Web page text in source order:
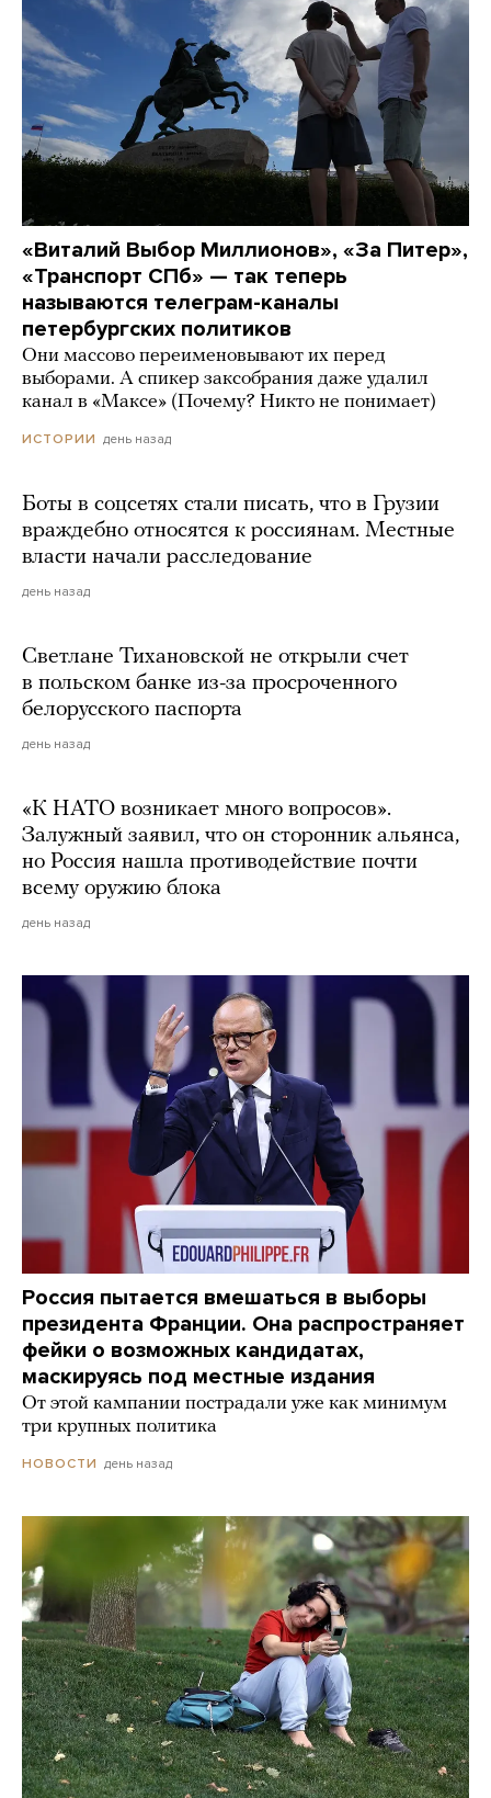
«Виталий Выбор Миллионов», «За Питер»,
«Транспорт СПб» — так теперь
называются телеграм-каналы
петербургских политиков
Они массово переименовывают их перед
выборами. А спикер заксобрания даже удалил
канал в «Максе» (Почему? Никто не понимает)
ИСТОРИИ день назад
Боты в соцсетях стали писать, что в Грузии
враждебно относятся к россиянам. Местные
власти начали расследование
день назад
Светлане Тихановской не открыли счет
в польском банке из-за просроченного
белорусского паспорта
день назад
«К НАТО возникает много вопросов».
Залужный заявил, что он сторонник альянса,
но Россия нашла противодействие почти
всему оружию блока
день назад
Россия пытается вмешаться в выборы
президента Франции. Она распространяет
фейки о возможных кандидатах,
маскируясь под местные издания
От этой кампании пострадали уже как минимум
три крупных политика
НОВОСТИ день назад